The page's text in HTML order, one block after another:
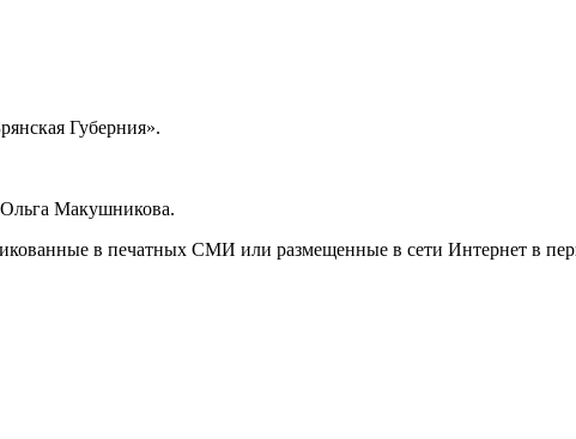
Губерния».
Ольга Макушникова.
в печатных СМИ или размещенные в сети Интернет в